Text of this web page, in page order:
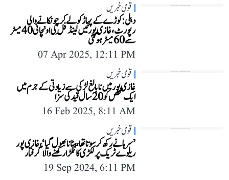
قومی خبریں
دہلی: کوڑے کے پہاڑ کو لے کر چونکانے والی
رپورٹ، غازی پور میں لینڈ فِل کی اونچائی 40 میٹر
سے 60 میٹر ہو گئی
07 Apr 2025, 12:11 PM
قومی خبریں
غازی پور میں نابالغ لڑکی سے زیادتی کے جرم میں
ایک شخص کو 20 سال قید کی سزا
16 Feb 2025, 8:11 AM
قومی خبریں
’سرہانے رکھ کر سوتا تھا، ہٹانا بھول گیا‘، غازی پور
ریلوے ٹریک پر لکڑی کا ٹکڑا رکھنے والا گرفتار
19 Sep 2024, 6:11 PM